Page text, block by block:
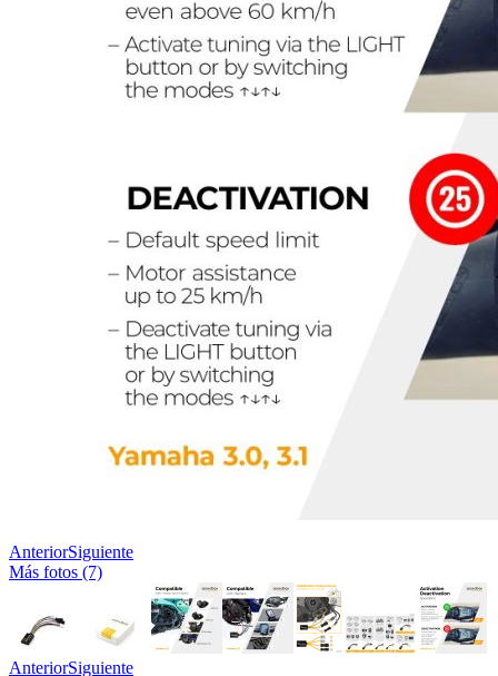
AnteriorSiguiente
Más fotos (7)
AnteriorSiguiente